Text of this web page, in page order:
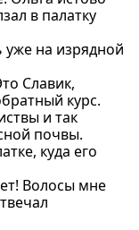
в палатку
уже на изрядной
Славик,
курс.
и так
почвы.
куда его
Волосы мне